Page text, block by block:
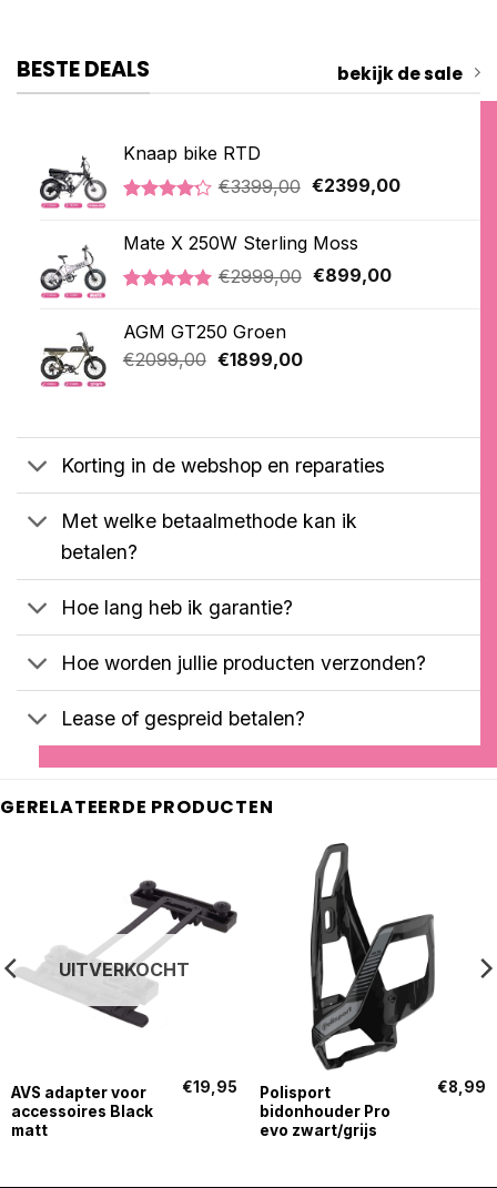
BESTE DEALS bekijk de sale
Knaap bike RTD
4.20
op 5
gebaseerd
op
klantbeoordelingen
€3399,00 Oorspronkelijke
€3399,00.
€2399,00Huidige
Mate X 250W Sterling Moss
5.00op 5
gebaseerd
op
klantbeoordelingen
€2999,00 Oorspronkelijke
€899,00Huidige
AGM GT250 Groen
€2099,00 Oorspronkelijke
€1899,00Huidige
Korting in de webshop en reparaties
Met welke betaalmethode kan ik
betalen?
Hoe lang heb ik garantie?
Hoe worden jullie producten verzonden?
Lease of gespreid betalen?
GERELATEERDE PRODUCTEN
UITVERKOCHT
AVS adapter voor
accessoires Black
matt
€19,95
Polisport
bidonhouder Pro
evo zwart/grijs
€8,99